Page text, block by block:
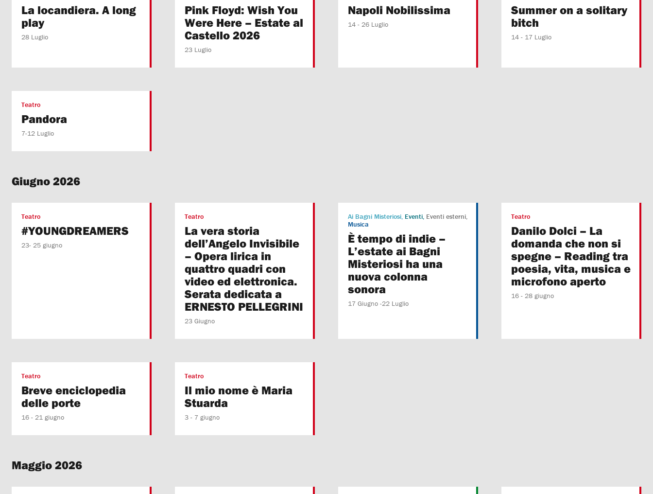
La locandiera. A long
play
28 Luglio
Pink Floyd: Wish You
Were Here – Estate al
Castello 2026
23 Luglio
Napoli Nobilissima
14 - 26 Luglio
Summer on a solitary
bitch
14 - 17 Luglio
Teatro
Pandora
7-12 Luglio
Giugno 2026
Teatro
#YOUNGDREAMERS
23- 25 giugno
Teatro
La vera storia
dell’Angelo Invisibile
– Opera lirica in
quattro quadri con
video ed elettronica.
Serata dedicata a
ERNESTO PELLEGRINI
23 Giugno
Ai Bagni Misteriosi Eventi Eventi esterni
Musica
È tempo di indie –
L’estate ai Bagni
Misteriosi ha una
nuova colonna
sonora
17 Giugno -22 Luglio
Teatro
Danilo Dolci – La
domanda che non si
spegne – Reading tra
poesia, vita, musica e
microfono aperto
16 - 28 giugno
Teatro
Breve enciclopedia
delle porte
16 - 21 giugno
Teatro
Il mio nome è Maria
Stuarda
3 - 7 giugno
Maggio 2026